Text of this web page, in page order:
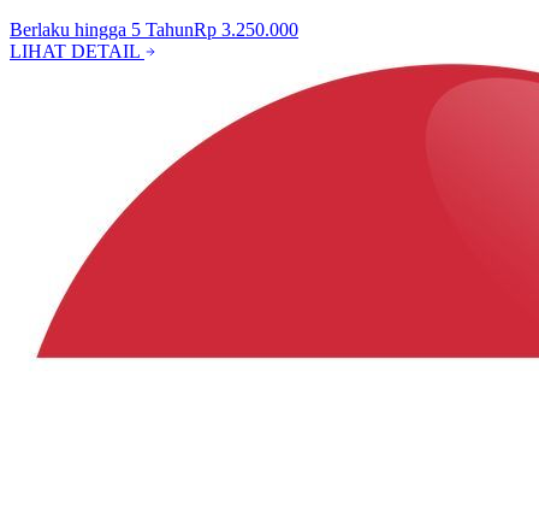
Berlaku hingga 5 TahunRp 3.250.000
LIHAT DETAIL